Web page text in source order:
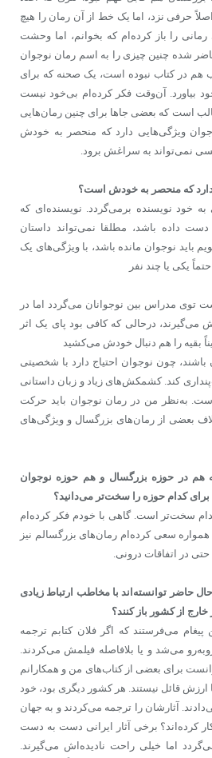
حرفی نزد، اما یک خط از آن رمان را هیچ
را باز کرده‌ام که بخوانم، اما وحشت
شده چنین چیزی را به اسم رمان نوجوان
در کتاب نبوده است، یک صحنه که برای
بیاورد. آن‌وقت فکر کرده‌ام بی‌خود نیست
است که بعضی جاها برای چنین رمان‌هایی
ویژگی‌هایی دارد که منحصر به خودش
نمی‌تواند به سراغش برود.
که منحصر به خودش است؟
خود نویسنده برمی‌گردد. نویسنده‌ای که
داده باشد، مطلقا نمی‌تواند داستان
باید نوجوان مانده باشد، با ویژگی‌های یک
یکی یا چند نفر
توی مدراس بین نوجوانان می‌گردد اما در
می‌گیرند، درحالی که کافی‌ بود پای یک اثر
بقیه را هم دنبال خودش می‌کشید
چون نوجوان احتیاج دارد با شخصیتی
کند. کشمکش‌های زیاد و زبان داستانی
است. به‌نظر من در رمان نوجوان باید حرکت
بعضی از رمان‌های بزرگسال و ویژگی‌های
هم در حوزه بزرگسال و هم حوزه نوجوان
کدام حوزه را سخت‌تر می‌دانید؟
سخت‌تر است. گاهی با خودم فکر کرده‌ام
سعی کرده‌ام رمان‌های بزرگسالم نیز
در اتفاقات درونی.
حاضر توانسته‌اند با مخاطب ارتباط زیادی
خارج از کشور باز کنند؟
پیغام می‌فرستند که اگر فلان کتابم ترجمه
می‌شد و یا بلافاصله فیلمش می‌کردند.
برای بعضی از کتاب‌های من و همکارانم
ارزش قائل نیستند. هر کشور دیگری بود، خود
آثارشان را ترجمه می‌کردند و به جهان
کرده‌اند؟ برخی آثار ایرانی دست به دست
اما خیلی راحت نادیده‌اش می‌گیرند.